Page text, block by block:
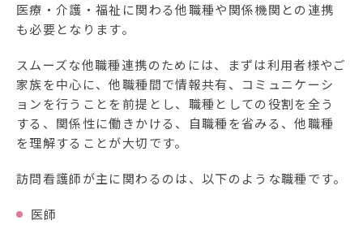
医療・介護・福祉に関わる他職種や関係機関との連携
も必要となります。
スムーズな他職種連携のためには、まずは利用者様やご
家族を中心に、他職種間で情報共有、コミュニケーシ
ョンを行うことを前提とし、職種としての役割を全う
する、関係性に働きかける、自職種を省みる、他職種
を理解することが大切です。
訪問看護師が主に関わるのは、以下のような職種です。
医師